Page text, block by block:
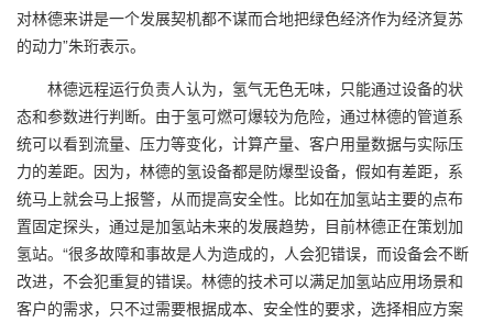
对林德来讲是一个发展契机都不谋而合地把绿色经济作为经济复苏
的动力”朱珩表示。
林德远程运行负责人认为，氢气无色无味，只能通过设备的状
态和参数进行判断。由于氢可燃可爆较为危险，通过林德的管道系
统可以看到流量、压力等变化，计算产量、客户用量数据与实际压
力的差距。因为，林德的氢设备都是防爆型设备，假如有差距，系
统马上就会马上报警，从而提高安全性。比如在加氢站主要的点布
置固定探头，通过是加氢站未来的发展趋势，目前林德正在策划加
氢站。“很多故障和事故是人为造成的，人会犯错误，而设备会不断
改进，不会犯重复的错误。林德的技术可以满足加氢站应用场景和
客户的需求，只不过需要根据成本、安全性的要求，选择相应方案